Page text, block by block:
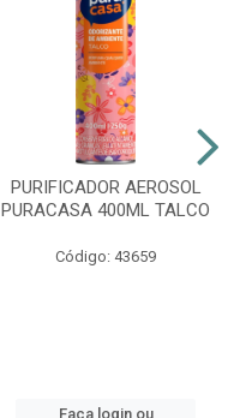
PURIFICADOR AEROSOL
PURACASA 400ML TALCO
Código: 43659
Faça login ou